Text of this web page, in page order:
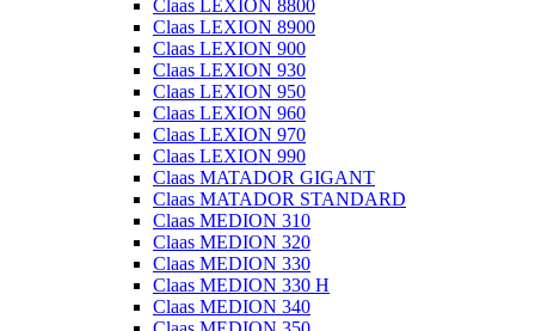
Claas LEXION 8800
Claas LEXION 8900
Claas LEXION 900
Claas LEXION 930
Claas LEXION 950
Claas LEXION 960
Claas LEXION 970
Claas LEXION 990
Claas MATADOR GIGANT
Claas MATADOR STANDARD
Claas MEDION 310
Claas MEDION 320
Claas MEDION 330
Claas MEDION 330 H
Claas MEDION 340